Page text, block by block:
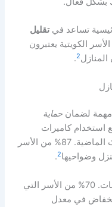
رئيسية تساعد فيتقليل
أن 70% من الأسر الكويتية يعتبرون
2
.
مهمة لضمانحماية
استخدام كاميرات
المراقبة بنسبة 25% في السنوات الثلاث الماضية. 87% من الأسر
وضواحيها2
.
الكاميرات تساعد كثيرًا في تقليل السرقات. 70% من الأسر التي
في معدل